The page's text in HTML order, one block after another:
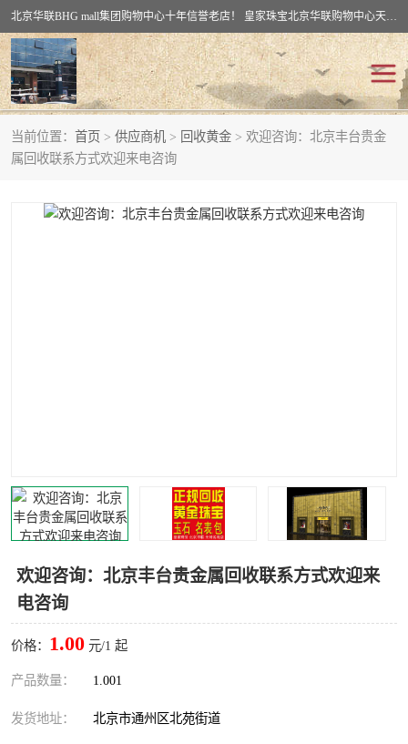
北京华联BHG mall集团购物中心十年信誉老店！ 皇家珠宝北京华联购物中心天时名苑店竭诚欢迎您。 北京市通州区（八通线）通州北苑地铁华联购物中心一层皇家珠宝 北京皇家珠宝通州黄金回收黄金首饰加工店（八通线: 通州北苑地铁华联店）：通州区通州北苑地铁华联购物中心一层皇家珠宝。
当前位置： 首页 > 供应商机 > 回收黄金 > 欢迎咨询：北京丰台贵金
属回收联系方式欢迎来电咨询
欢迎咨询：北京丰台贵金属回收联系方式欢迎来
电咨询
价格： 1.00 元/1 起
产品数量： 1.001
发货地址： 北京市通州区北苑街道
回收黄金
回收钯金 回收钻石